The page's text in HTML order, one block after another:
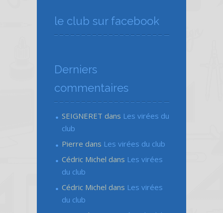
le club sur facebook
Derniers
commentaires
SEIGNERET dans Les virées du
club
Pierre dans Les virées du club
Cédric Michel dans Les virées
du club
Cédric Michel dans Les virées
du club